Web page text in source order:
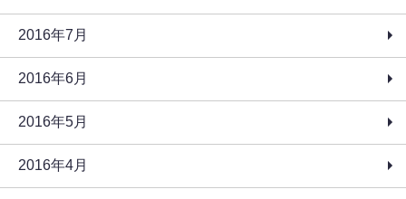
2016年7月
2016年6月
2016年5月
2016年4月